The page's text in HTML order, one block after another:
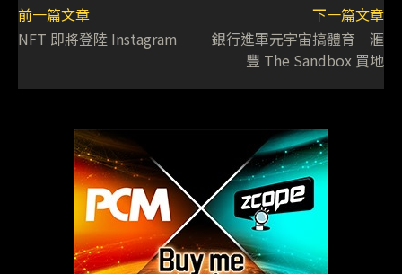
前一篇文章
NFT 即將登陸 Instagram
下一篇文章
銀行進軍元宇宙搞體育 滙
豐 The Sandbox 買地